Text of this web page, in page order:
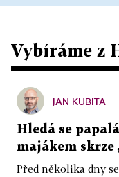
Vybíráme z
JAN KUBITA
Hledá se
majákem skrze
Před několika dny